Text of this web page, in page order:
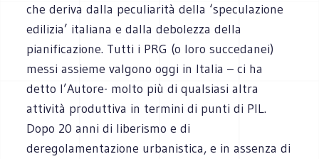
che deriva dalla peculiarità della ‘speculazione
edilizia’ italiana e dalla debolezza della
pianificazione. Tutti i PRG (o loro succedanei)
messi assieme valgono oggi in Italia – ci ha
detto l’Autore- molto più di qualsiasi altra
attività produttiva in termini di punti di PIL.
Dopo 20 anni di liberismo e di
deregolamentazione urbanistica, e in assenza di